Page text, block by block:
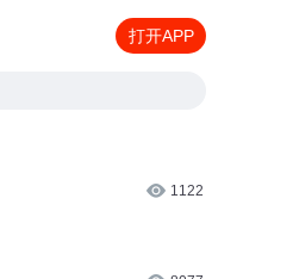
打开APP
1122